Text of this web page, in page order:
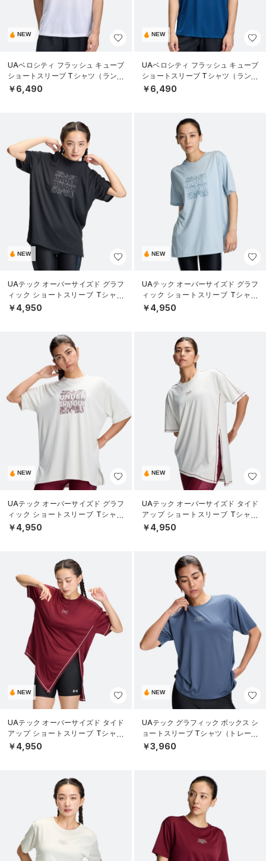
NEW
UAベロシティ フラッシュ キューブ
ショートスリーブ Tシャツ（ランニ
ング/MEN）
￥6,490
NEW
UAベロシティ フラッシュ キューブ
ショートスリーブ Tシャツ（ランニ
ング/MEN）
￥6,490
NEW
UAテック オーバーサイズド グラフ
ィック ショートスリーブ Tシャツ
（トレーニング/WOMEN）
￥4,950
NEW
UAテック オーバーサイズド グラフ
ィック ショートスリーブ Tシャツ
（トレーニング/WOMEN）
￥4,950
NEW
UAテック オーバーサイズド グラフ
ィック ショートスリーブ Tシャツ
（トレーニング/WOMEN）
￥4,950
NEW
UAテック オーバーサイズド タイド
アップ ショートスリーブ Tシャツ
（トレーニング/WOMEN）
￥4,950
NEW
UAテック オーバーサイズド タイド
アップ ショートスリーブ Tシャツ
（トレーニング/WOMEN）
￥4,950
NEW
UAテック グラフィック ボックス シ
ョートスリーブ Tシャツ（トレーニ
ング/WOMEN）
￥3,960